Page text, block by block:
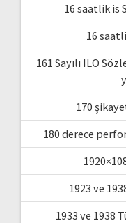
16 saatlik is
16
161 Sayılı ILO
170
180 derece
1923 ve
1933 ve 1938